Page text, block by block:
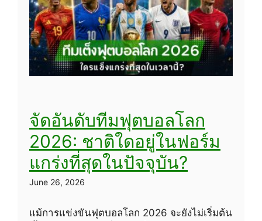
จัดอันดับทีมฟุตบอลโลก
2026: ชาติใดอยู่ในฟอร์ม
แกร่งที่สุดในปัจจุบัน?
June 26, 2026
แม้การแข่งขันฟุตบอลโลก 2026 จะยังไม่เริ่มต้น